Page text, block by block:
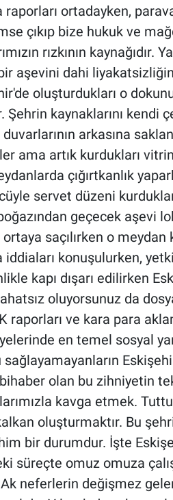
ortadayken,
çıkıp bize hukuk ve
rızkının kaynağıdır.
aşevini dahi
oluşturdukları o
Şehrin kaynaklarını
arkasına
ama artık kurdukları
çığırtkanlık
servet düzeni
geçecek aşevi
saçılırken o
iddiaları konuşulurken,
kapı dışarı edilirken
oluyorsunuz da
ve kara para
en temel sosyal
olan bu zihniyetin tek
kavga etmek.
oluşturmaktır. Bu
bir durumdur. İşte
süreçte omuz omuza
neferlerin değişmez